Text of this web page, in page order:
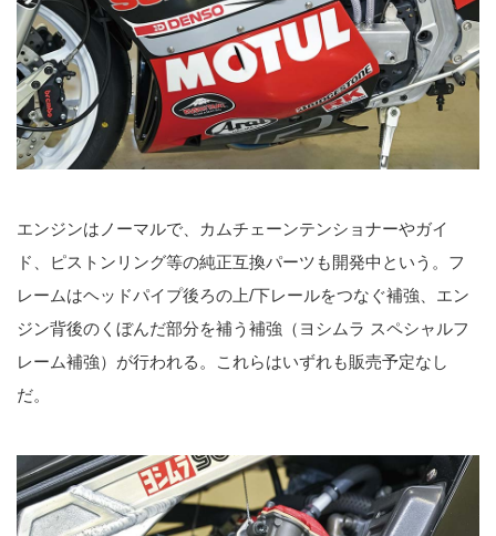
エンジンはノーマルで、カムチェーンテンショナーやガイ
ド、ピストンリング等の純正互換パーツも開発中という。フ
レームはヘッドパイプ後ろの上/下レールをつなぐ補強、エン
ジン背後のくぼんだ部分を補う補強（ヨシムラ スペシャルフ
レーム補強）が行われる。これらはいずれも販売予定なし
だ。